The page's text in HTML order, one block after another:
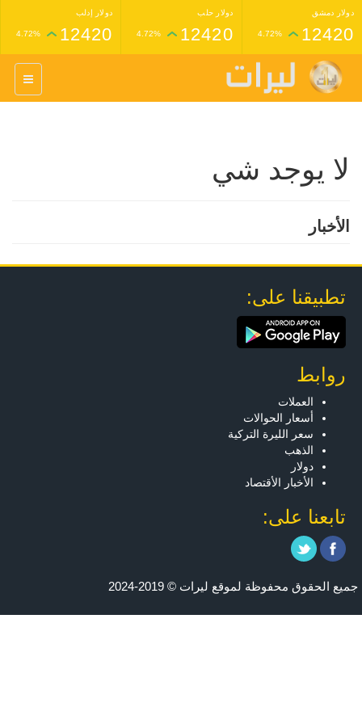
دولار دمشق
12420
4.72%
دولار حلب
12420
4.72%
دولار إدلب
12420
4.72%
غرام عيار 24 ذهب
1,398,000
4.33%
1,227,000
لا يوجد شي
الأخبار
تطبيقنا على:
روابط
العملات
أسعار الحوالات
سعر الليرة التركية
الذهب
دولار
الأخبار الأقتصاد
تابعنا على:
جميع الحقوق محفوظة لموقع ليرات © 2019-2024